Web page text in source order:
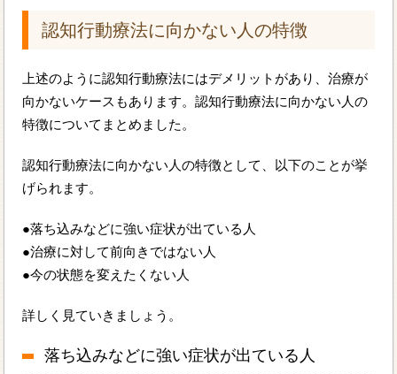
認知行動療法に向かない人の特徴
上述のように認知行動療法にはデメリットがあり、治療が
向かないケースもあります。認知行動療法に向かない人の
特徴についてまとめました。
認知行動療法に向かない人の特徴として、以下のことが挙
げられます。
●落ち込みなどに強い症状が出ている人
●治療に対して前向きではない人
●今の状態を変えたくない人
詳しく見ていきましょう。
落ち込みなどに強い症状が出ている人